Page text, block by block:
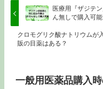
医療用『ザジテ
ん無しで購入可能
クロモグリク酸ナトリウムが
販の目薬はある？
一般用医薬品購入